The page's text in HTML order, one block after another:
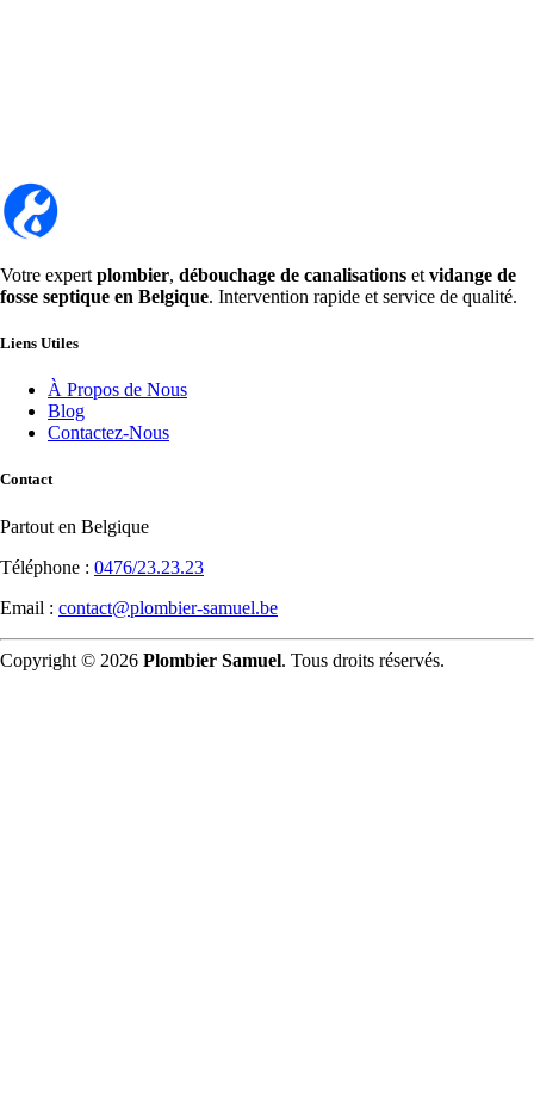
Votre expert plombier, débouchage de canalisations et vidange de
fosse septique en Belgique. Intervention rapide et service de qualité.
Liens Utiles
À Propos de Nous
Blog
Contactez-Nous
Contact
Partout en Belgique
Téléphone : 0476/23.23.23
Email : contact@plombier-samuel.be
Copyright © 2026 Plombier Samuel. Tous droits réservés.